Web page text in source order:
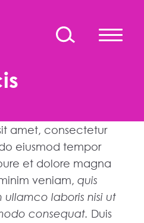
amet, consectetur
eiusmod tempor
et dolore magna
veniam, quis
laboris nisi ut
consequat. Duis